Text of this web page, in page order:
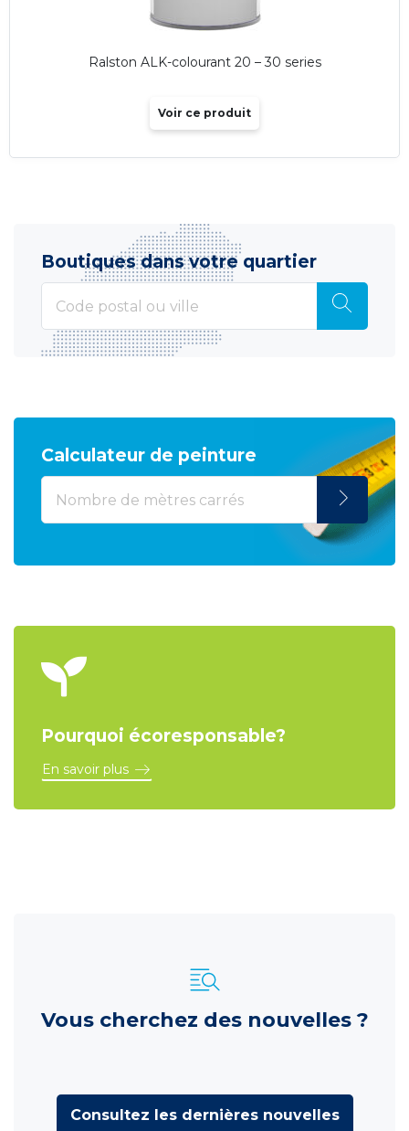
Ralston ALK-colourant 20 – 30 series
Voir ce produit
Boutiques dans votre quartier
Calculateur de peinture
Pourquoi écoresponsable?
En savoir plus
Vous cherchez des nouvelles ?
Consultez les dernières nouvelles